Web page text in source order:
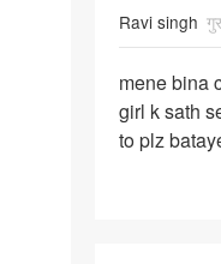
Ravi singh
mene
bina
condom
mene bina
girl k sath
to plz